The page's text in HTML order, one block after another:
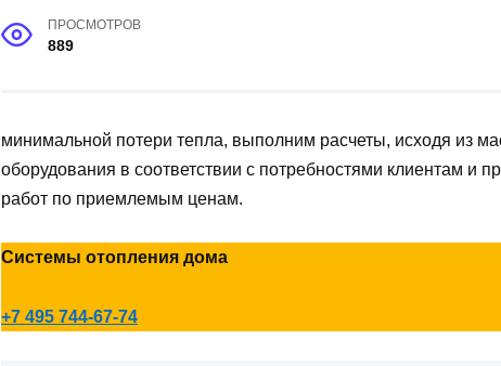
ПРОСМОТРОВ
889
минимальной потери тепла, выполним расчеты, исходя из
оборудования в соответствии с потребностями клиентам и
работ по приемлемым ценам.
Системы отопления дома
+7 495 744-67-74